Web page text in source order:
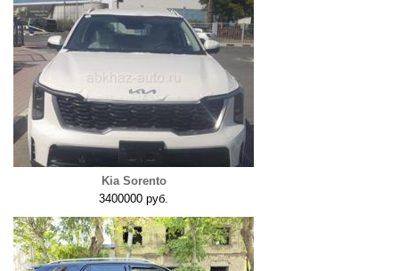
Kia Sorento
3400000 руб.